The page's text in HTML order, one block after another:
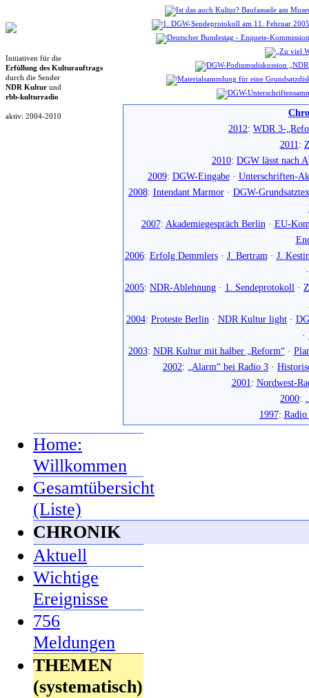
Initiativen für die
Erfüllung des Kulturauftrags
durch die Sender
NDR Kultur und
rbb-kulturradio
aktiv: 2004-2010
2012: WDR 3-
2011:
2010: DGW lässt nach
2009: DGW-Eingabe· Unterschriften-
2008: Intendant Marmor· DGW-
2007: Akademiegespräch Berlin · EU-
2006: Erfolg Demmlers· J. Bertram · J.
2005: NDR-Ablehnung · 1. Sendeprotokoll ·
2004: Proteste Berlin · NDR Kultur light·
·
2003: NDR Kultur mit halber „Reform“·
2002: „Alarm“ bei Radio 3 ·
2001: Nordwest-
2000:
1997:
Home:
Willkommen
Gesamtübersicht
(Liste)
CHRONIK
Aktuell
Wichtige
Ereignisse
756
Meldungen
THEMEN
(systematisch)